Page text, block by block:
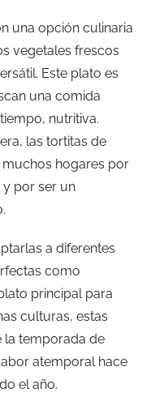
una opción culinaria
vegetales frescos
Este plato es
una comida
nutritiva.
las tortitas de
hogares por
por ser un
a diferentes
como
principal para
culturas, estas
la temporada de
atemporal hace
el año.